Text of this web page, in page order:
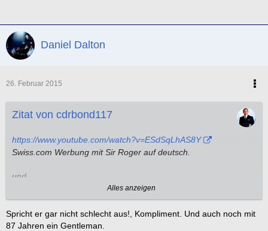
Daniel Dalton
26. Februar 2015
Zitat von cdrbond117
https://www.youtube.com/watch?v=ESdSqLhAS8Y
Swiss.com Werbung mit Sir Roger auf deutsch.
und
https://www.youtube.com/watch?v=vHRcv39Gg8k
auf französisch.
Alles anzeigen
Spricht er gar nicht schlecht aus!, Kompliment. Und auch noch mit
87 Jahren ein Gentleman.